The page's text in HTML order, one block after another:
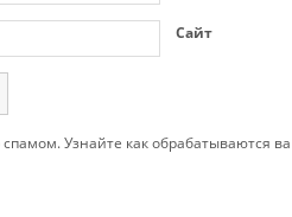
Сайт
спамом. Узнайте как обрабатываются